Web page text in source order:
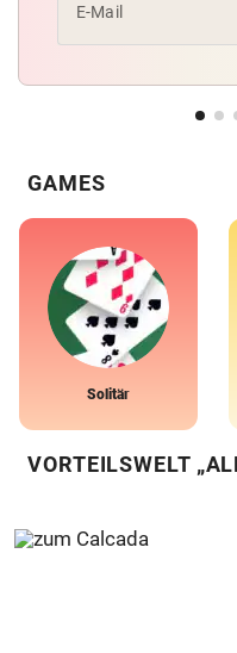
E-Mail
GAMES
Solitär
VORTEILSWELT